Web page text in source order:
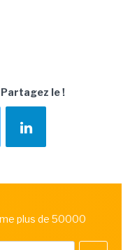
Partagez le !
plus de 50000